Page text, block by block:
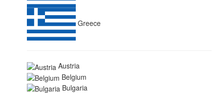
Greece
Austria
Belgium
Bulgaria